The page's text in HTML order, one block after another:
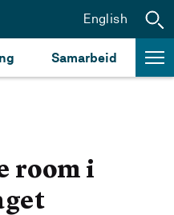
Samarbeid
English
room i